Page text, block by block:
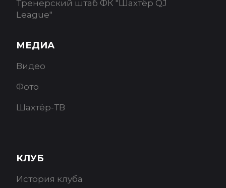
Тренерский штаб ФК "Шахтёр QJ
League"
МЕДИА
Видео
Фото
Шахтёр-ТВ
КЛУБ
История клуба